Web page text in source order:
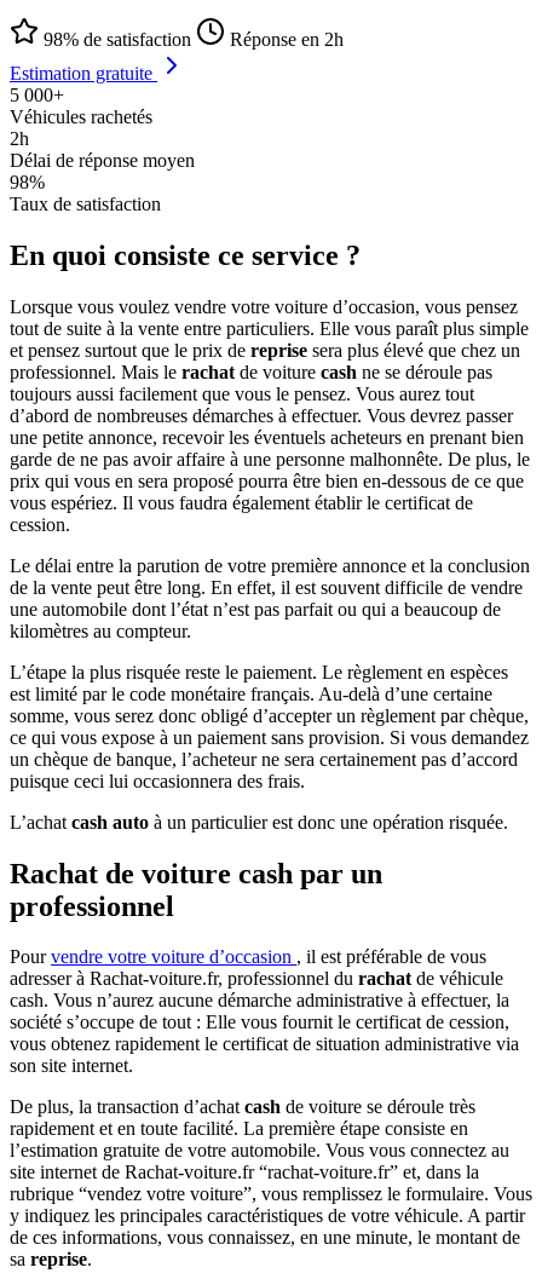
98% de satisfaction
Réponse en 2h
Estimation gratuite
5 000+
Véhicules rachetés
2h
Délai de réponse moyen
98%
Taux de satisfaction
En quoi consiste ce service ?
Lorsque vous voulez vendre votre voiture d’occasion, vous pensez
tout de suite à la vente entre particuliers. Elle vous paraît plus simple
et pensez surtout que le prix de reprise sera plus élevé que chez un
professionnel. Mais le rachat de voiture cash ne se déroule pas
toujours aussi facilement que vous le pensez. Vous aurez tout
d’abord de nombreuses démarches à effectuer. Vous devrez passer
une petite annonce, recevoir les éventuels acheteurs en prenant bien
garde de ne pas avoir affaire à une personne malhonnête. De plus, le
prix qui vous en sera proposé pourra être bien en-dessous de ce que
vous espériez. Il vous faudra également établir le certificat de
cession.
Le délai entre la parution de votre première annonce et la conclusion
de la vente peut être long. En effet, il est souvent difficile de vendre
une automobile dont l’état n’est pas parfait ou qui a beaucoup de
kilomètres au compteur.
L’étape la plus risquée reste le paiement. Le règlement en espèces
est limité par le code monétaire français. Au-delà d’une certaine
somme, vous serez donc obligé d’accepter un règlement par chèque,
ce qui vous expose à un paiement sans provision. Si vous demandez
un chèque de banque, l’acheteur ne sera certainement pas d’accord
puisque ceci lui occasionnera des frais.
L’achat cash auto à un particulier est donc une opération risquée.
Rachat de voiture cash par un
professionnel
Pourvendre votre voiture d’occasion , il est préférable de vous
adresser à Rachat-voiture.fr, professionnel du rachatde véhicule
cash. Vous n’aurez aucune démarche administrative à effectuer, la
société s’occupe de tout : Elle vous fournit le certificat de cession,
vous obtenez rapidement le certificat de situation administrative via
son site internet.
De plus, la transaction d’achatcash de voiture se déroule très
rapidement et en toute facilité. La première étape consiste en
l’estimation gratuite de votre automobile. Vous vous connectez au
site internet de Rachat-voiture.fr “rachat-voiture.fr” et, dans la
rubrique “vendez votre voiture”, vous remplissez le formulaire. Vous
y indiquez les principales caractéristiques de votre véhicule. A partir
de ces informations, vous connaissez, en une minute, le montant de
sa reprise.